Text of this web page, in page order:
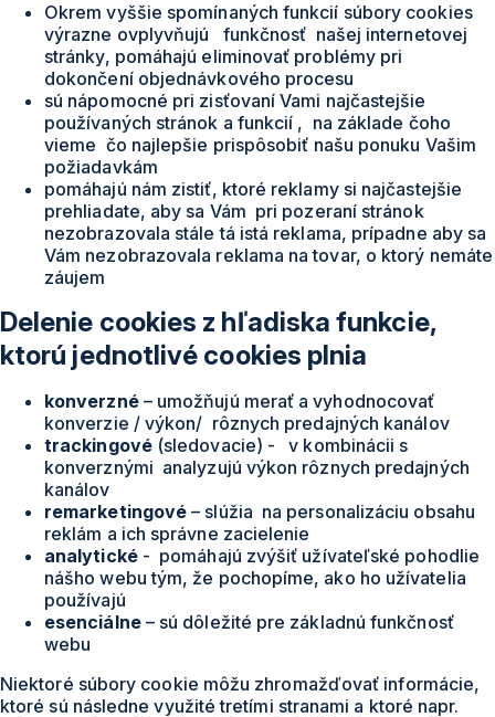
Okrem vyššie spomínaných funkcií súbory cookies
výrazne ovplyvňujú funkčnosť našej internetovej
stránky, pomáhajú eliminovať problémy pri
dokončení objednávkového procesu
sú nápomocné pri zisťovaní Vami najčastejšie
používaných stránok a funkcií , na základe čoho
vieme čo najlepšie prispôsobiť našu ponuku Vašim
požiadavkám
pomáhajú nám zistiť, ktoré reklamy si najčastejšie
prehliadate, aby sa Vám pri pozeraní stránok
nezobrazovala stále tá istá reklama, prípadne aby sa
Vám nezobrazovala reklama na tovar, o ktorý nemáte
záujem
Delenie cookies z hľadiska funkcie,
ktorú jednotlivé cookies plnia
konverzné– umožňujú merať a vyhodnocovať
konverzie / výkon/ rôznych predajných kanálov
trackingové(sledovacie) - v kombinácii s
konverznými analyzujú výkon rôznych predajných
kanálov
remarketingové – slúžia na personalizáciu obsahu
reklám a ich správne zacielenie
analytické- pomáhajú zvýšiť užívateľské pohodlie
nášho webu tým, že pochopíme, ako ho užívatelia
používajú
esenciálne– sú dôležité pre základnú funkčnosť
webu
Niektoré súbory cookie môžu zhromažďovať informácie,
ktoré sú následne využité tretími stranami a ktoré napr.